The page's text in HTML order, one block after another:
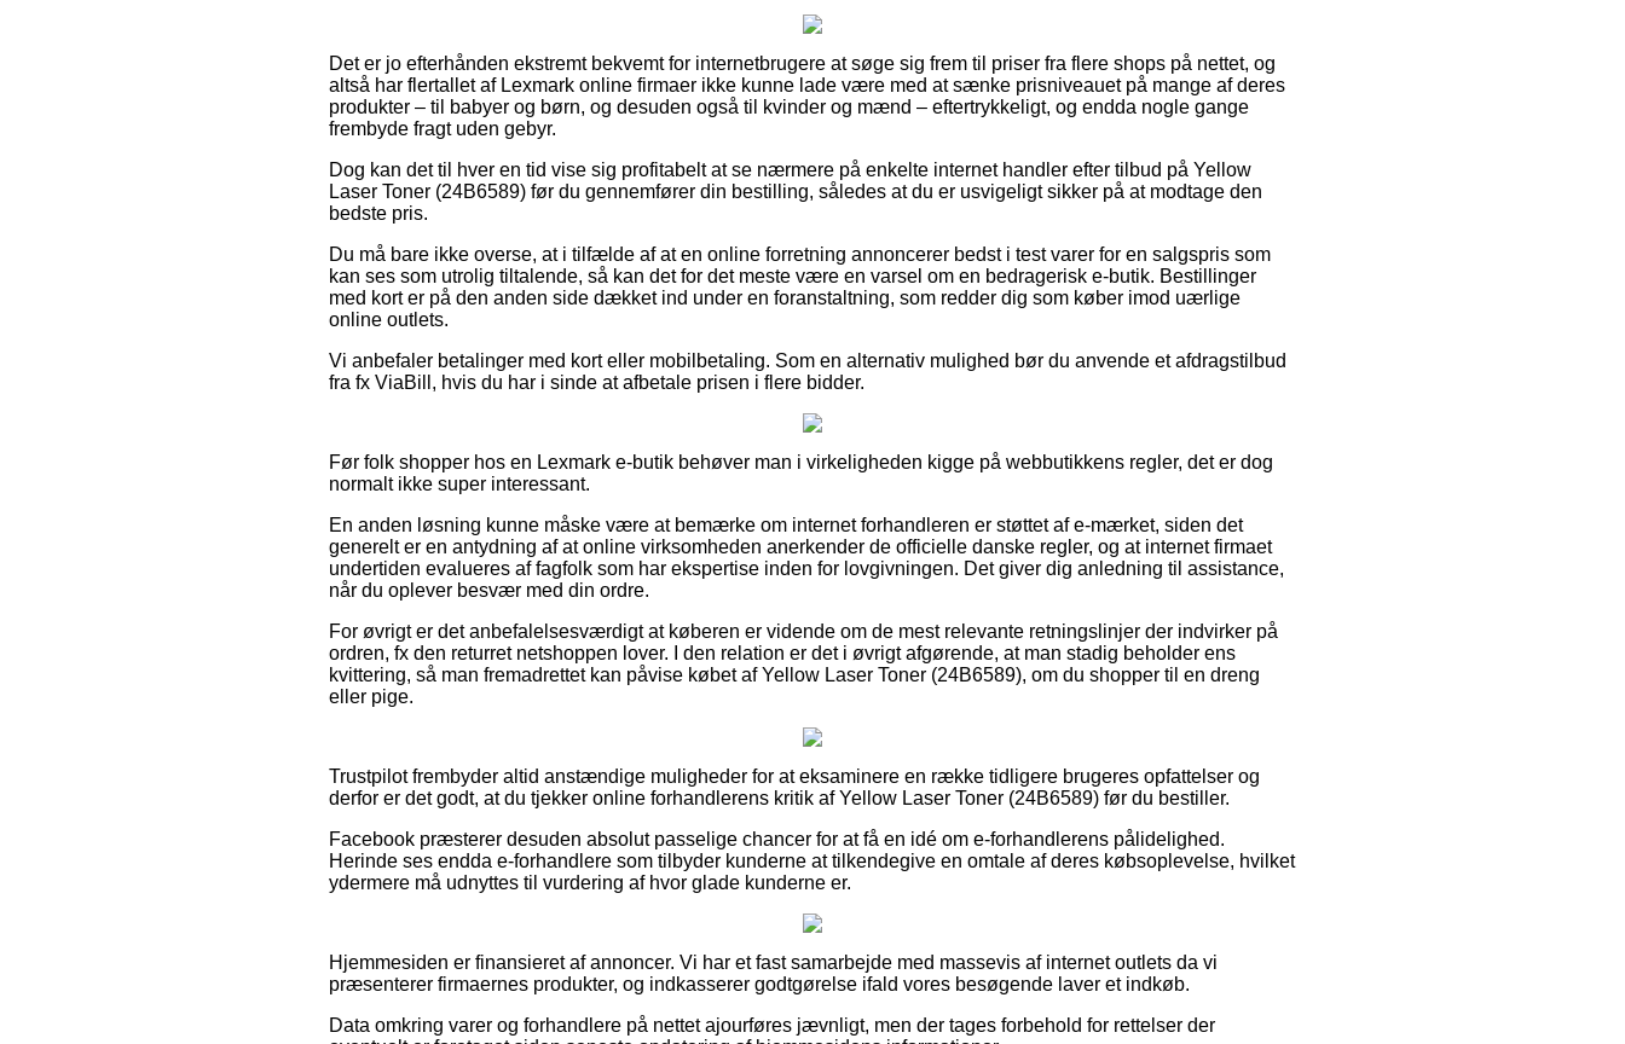
Det er jo efterhånden ekstremt bekvemt for internetbrugere at søge sig frem til priser fra flere shops på nettet, og
altså har flertallet af Lexmark online firmaer ikke kunne lade være med at sænke prisniveauet på mange af deres
produkter – til babyer og børn, og desuden også til kvinder og mænd – eftertrykkeligt, og endda nogle gange
frembyde fragt uden gebyr.
Dog kan det til hver en tid vise sig profitabelt at se nærmere på enkelte internet handler efter tilbud på Yellow
Laser Toner (24B6589) før du gennemfører din bestilling, således at du er usvigeligt sikker på at modtage den
bedste pris.
Du må bare ikke overse, at i tilfælde af at en online forretning annoncerer bedst i test varer for en salgspris som
kan ses som utrolig tiltalende, så kan det for det meste være en varsel om en bedragerisk e-butik. Bestillinger
med kort er på den anden side dækket ind under en foranstaltning, som redder dig som køber imod uærlige
online outlets.
Vi anbefaler betalinger med kort eller mobilbetaling. Som en alternativ mulighed bør du anvende et afdragstilbud
fra fx ViaBill, hvis du har i sinde at afbetale prisen i flere bidder.
Før folk shopper hos en Lexmark e-butik behøver man i virkeligheden kigge på webbutikkens regler, det er dog
normalt ikke super interessant.
En anden løsning kunne måske være at bemærke om internet forhandleren er støttet af e-mærket, siden det
generelt er en antydning af at online virksomheden anerkender de officielle danske regler, og at internet firmaet
undertiden evalueres af fagfolk som har ekspertise inden for lovgivningen. Det giver dig anledning til assistance,
når du oplever besvær med din ordre.
For øvrigt er det anbefalelsesværdigt at køberen er vidende om de mest relevante retningslinjer der indvirker på
ordren, fx den returret netshoppen lover. I den relation er det i øvrigt afgørende, at man stadig beholder ens
kvittering, så man fremadrettet kan påvise købet af Yellow Laser Toner (24B6589), om du shopper til en dreng
eller pige.
Trustpilot frembyder altid anstændige muligheder for at eksaminere en række tidligere brugeres opfattelser og
derfor er det godt, at du tjekker online forhandlerens kritik af Yellow Laser Toner (24B6589) før du bestiller.
Facebook præsterer desuden absolut passelige chancer for at få en idé om e-forhandlerens pålidelighed.
Herinde ses endda e-forhandlere som tilbyder kunderne at tilkendegive en omtale af deres købsoplevelse, hvilket
ydermere må udnyttes til vurdering af hvor glade kunderne er.
Hjemmesiden er finansieret af annoncer. Vi har et fast samarbejde med massevis af internet outlets da vi
præsenterer firmaernes produkter, og indkasserer godtgørelse ifald vores besøgende laver et indkøb.
Data omkring varer og forhandlere på nettet ajourføres jævnligt, men der tages forbehold for rettelser der